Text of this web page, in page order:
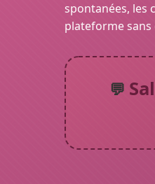
spontanées, les
plateforme
💬